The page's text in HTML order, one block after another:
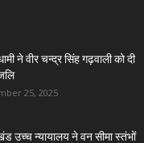
ने वीर चन्द्र सिंह गढ़वाली को दी
25, 2025
उच्च न्यायालय ने वन सीमा स्तंभों